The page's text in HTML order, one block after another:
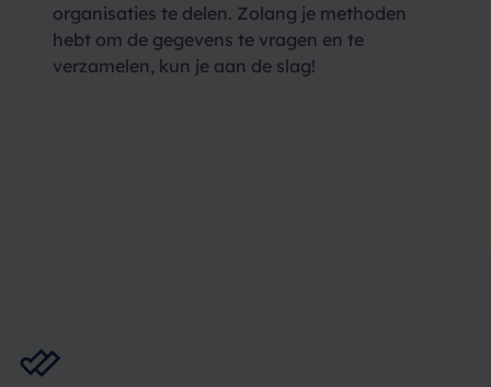
organisaties te delen. Zolang je methoden
hebt om de gegevens te vragen en te
verzamelen, kun je aan de slag!